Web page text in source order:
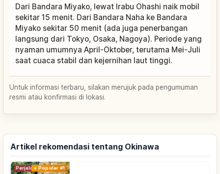
Dari Bandara Miyako, lewat Irabu Ohashi naik mobil
sekitar 15 menit. Dari Bandara Naha ke Bandara
Miyako sekitar 50 menit (ada juga penerbangan
langsung dari Tokyo, Osaka, Nagoya). Periode yang
nyaman umumnya April-Oktober, terutama Mei-Juli
saat cuaca stabil dan kejernihan laut tinggi.
Untuk informasi terbaru, silakan merujuk pada pengumuman
resmi atau konfirmasi di lokasi.
Artikel rekomendasi tentang Okinawa
PerjalananPopuler #1